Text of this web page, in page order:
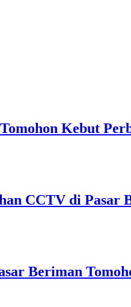
Kebut
CCTV di Pasar
Beriman